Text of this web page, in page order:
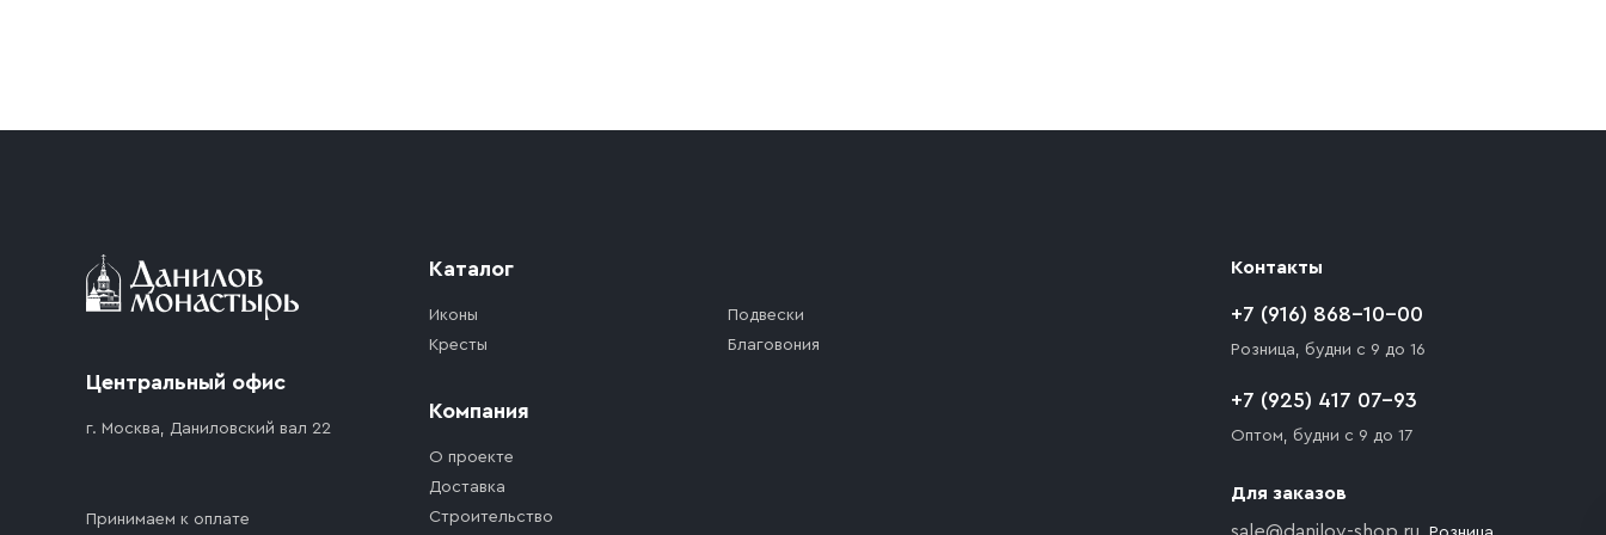
доставка осуществляется до ближайшего места, которое максимально близко к месту запланированной разгрузки товара и не нарушает правила
Центральный офис
г. Москва, Даниловский вал 22
Принимаем к оплате
Каталог
Иконы
Кресты
Подвески
Благовония
Компания
О проекте
Доставка
Строительство
Контакты
+7 (916) 868-10-00
Розница, будни с 9 до 16
+7 (925) 417 07-93
Оптом, будни с 9 до 17
Для заказов